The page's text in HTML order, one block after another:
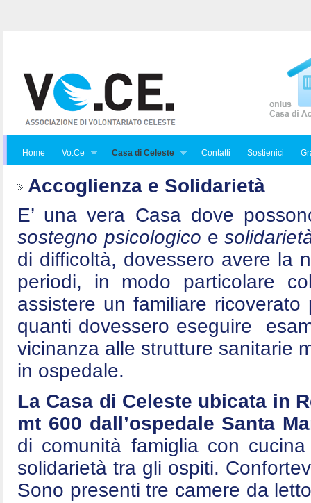
Home Vo.Ce Casa di Celeste Contatti Sostienici
Accoglienza e Solidarietà
E’ una vera Casa dove
sostegno psicologico e
di difficoltà, dovessero avere la
periodi, in modo particolare
assistere un familiare
quanti dovessero eseguire
vicinanza alle strutture sanitarie
in ospedale.
La Casa di Celeste ubicata in
mt 600 dall’ospedale Santa
di comunità famiglia con
solidarietà tra gli ospiti.
Sono presenti tre camere da